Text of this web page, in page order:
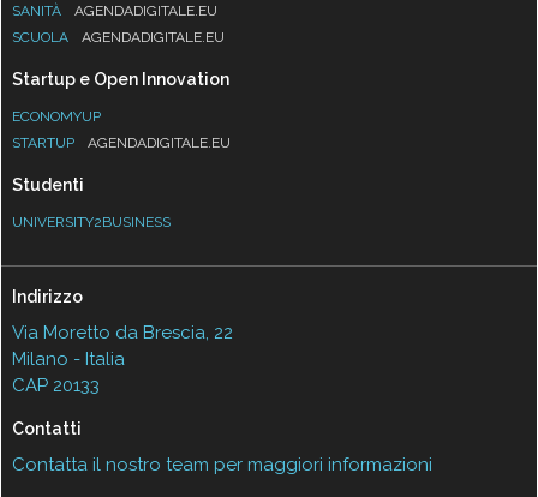
SANITÀ
AGENDADIGITALE.EU
SCUOLA
AGENDADIGITALE.EU
Startup e Open Innovation
ECONOMYUP
STARTUP
AGENDADIGITALE.EU
Studenti
UNIVERSITY2BUSINESS
Indirizzo
Via Moretto da Brescia, 22
Milano - Italia
CAP 20133
Contatti
Contatta il nostro team per maggiori informazioni